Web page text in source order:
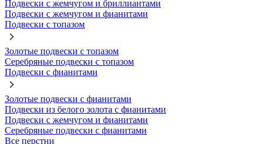
Подвески с жемчугом и бриллиантами
Подвески с жемчугом и фианитами
Подвески с топазом
Золотые подвески с топазом
Серебряные подвески с топазом
Подвески с фианитами
Золотые подвески с фианитами
Подвески из белого золота с фианитами
Подвески с жемчугом и фианитами
Серебряные подвески с фианитами
Все перстни